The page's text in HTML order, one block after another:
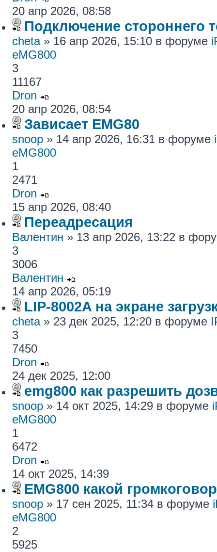
20 апр 2026, 08:58
Подключение стороннего
cheta» 16 апр 2026, 15:10 в форуме
eMG800
3
11167
Dron
20 апр 2026, 08:54
Зависает EMG80
snoop » 14 апр 2026, 16:31 в форуме
eMG800
1
2471
Dron
15 апр 2026, 08:40
Переадресация
Валентин » 13 апр 2026, 13:22 в
3
3006
Валентин
14 апр 2026, 05:19
LIP-8002A на экране
cheta» 23 дек 2025, 12:20 в форуме
3
7450
Dron
24 дек 2025, 12:00
emg800 как разрешить
snoop » 14 окт 2025, 14:29 в форуме
eMG800
1
6472
Dron
14 окт 2025, 14:39
EMG800 какой
snoop » 17 сен 2025, 11:34 в форуме
eMG800
2
5925